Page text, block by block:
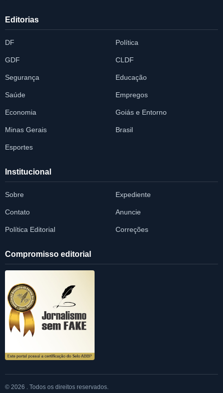
Editorias
DF Política
GDF CLDF
Segurança Educação
Saúde Empregos
Economia Goiás e Entorno
Minas Gerais Brasil
Esportes
Institucional
Sobre Expediente
Contato Anuncie
Política Editorial Correções
Compromisso editorial
© 2026 . Todos os direitos reservados.